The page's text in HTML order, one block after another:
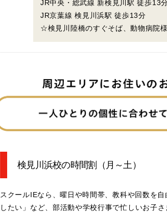
JR中央・総武線 新検見川駅 徒歩13
JR京葉線 検見川浜駅 徒歩13分
☆検見川陸橋のすぐそば、動物病院
検見川浜校の時間割 （月～土）
スクールIEなら、曜日や時間帯、教科や回数を
したい」など、部活動や学校行事で忙しいお子